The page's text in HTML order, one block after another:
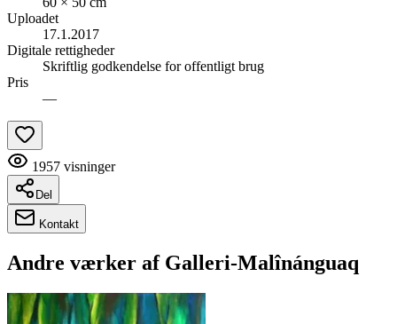
Uploadet
17.1.2017
Digitale rettigheder
Skriftlig godkendelse for offentligt brug
Pris
—
1957 visninger
Del
Kontakt
Andre værker af Galleri-Malînánguaq